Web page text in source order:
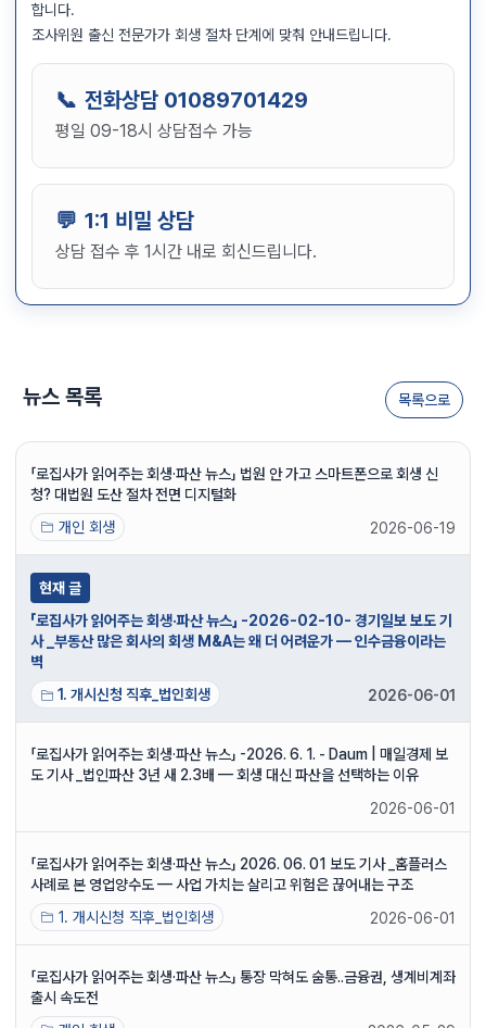
합니다.
조사위원 출신 전문가가 회생 절차 단계에 맞춰 안내드립니다.
전화상담 01089701429
평일 09-18시 상담접수 가능
1:1 비밀 상담
상담 접수 후 1시간 내로 회신드립니다.
뉴스 목록 목록으로
「로집사가 읽어주는 회생·파산 뉴스」 법원 안 가고 스마트폰으로 회생 신
청? 대법원 도산 절차 전면 디지털화
개인 회생
2026-06-19
현재 글
「로집사가 읽어주는 회생·파산 뉴스」 -2026-02-10- 경기일보 보도 기
사 _부동산 많은 회사의 회생 M&A는 왜 더 어려운가 — 인수금융이라는
벽
1. 개시신청 직후_법인회생
2026-06-01
「로집사가 읽어주는 회생·파산 뉴스」 -2026. 6. 1. - Daum | 매일경제 보
도 기사 _법인파산 3년 새 2.3배 — 회생 대신 파산을 선택하는 이유
2026-06-01
「로집사가 읽어주는 회생·파산 뉴스」 2026. 06. 01 보도 기사 _홈플러스
사례로 본 영업양수도 — 사업 가치는 살리고 위험은 끊어내는 구조
1. 개시신청 직후_법인회생
2026-06-01
「로집사가 읽어주는 회생·파산 뉴스」 통장 막혀도 숨통..금융권, 생계비계좌
출시 속도전